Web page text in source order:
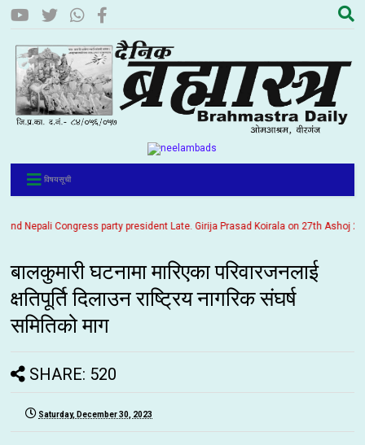
विषयसूची
Nepali Congress party president Late. Girija Prasad Koirala on 27th Ashoj
बालकुमारी घटनामा मारिएका परिवारजनलाई
क्षतिपूर्ति दिलाउन राष्ट्रिय नागरिक संघर्ष
समितिको माग
SHARE: 520
Saturday, December 30, 2023